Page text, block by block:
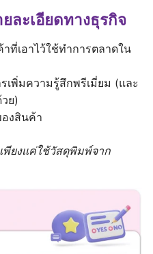
ละเอียดทางธุรกิจ
ที่เอาไว้ใช้ทำการตลาดใน
เพิ่มความรู้สึกพรีเมี่ยม (และ
ย)
งสินค้า
พียงแค่ใช้วัสดุพิมพ์จาก